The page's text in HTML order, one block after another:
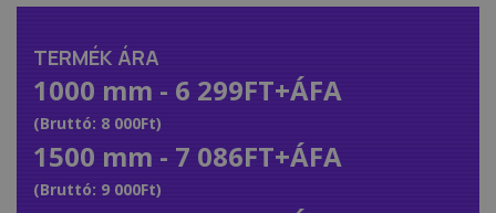
TERMÉK ÁRA
1000 mm - 6 299FT+ÁFA
(Bruttó: 8 000Ft)
1500 mm - 7 086FT+ÁFA
(Bruttó: 9 000Ft)